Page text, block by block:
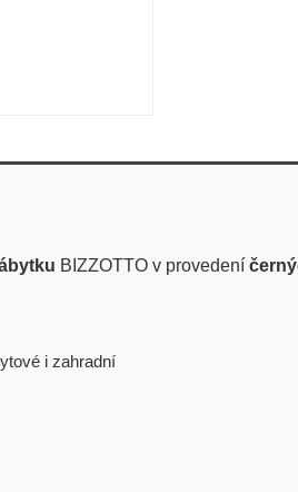
BIZZOTTO v provedení
i zahradní